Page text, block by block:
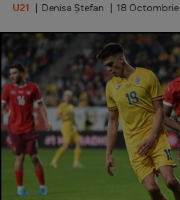
U21 | Denisa Ștefan | 18 Octombrie